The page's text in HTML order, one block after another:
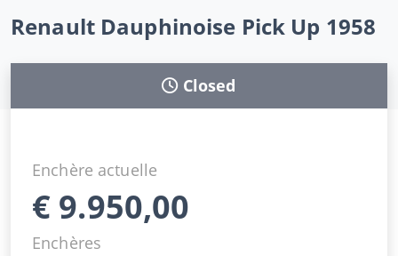
Renault Dauphinoise Pick Up 1958
Closed
Enchère actuelle
€ 9.950,00
Enchères